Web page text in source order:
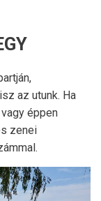
az utunk. Ha
éppen
zenei